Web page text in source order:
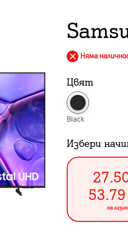
Няма
Цвят
Black
Избери
53.79
на